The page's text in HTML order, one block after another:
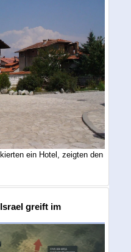
ein Hotel, zeigten den
greift im